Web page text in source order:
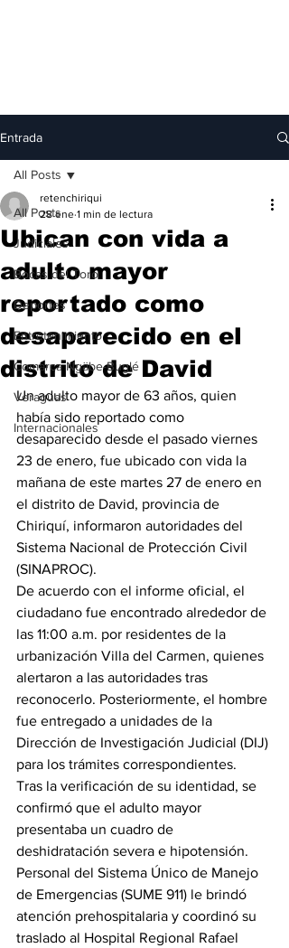
Entrada
All Posts
Judiciales
Bocas del Toro
Deportes
Entretenimiento
Comarca Ngäbe-Buglé
Veraguas
Internacionales
All Posts
Ubican con vida a
adulto mayor
reportado como
desaparecido en el
distrito de David
retenchiriqui
28 ene 1 min de lectura
Un adulto mayor de 63 años, quien
había sido reportado como
desaparecido desde el pasado viernes
23 de enero, fue ubicado con vida la
mañana de este martes 27 de enero en
el distrito de David, provincia de
Chiriquí, informaron autoridades del
Sistema Nacional de Protección Civil
(SINAPROC).
De acuerdo con el informe oficial, el
ciudadano fue encontrado alrededor de
las 11:00 a.m. por residentes de la
urbanización Villa del Carmen, quienes
alertaron a las autoridades tras
reconocerlo. Posteriormente, el hombre
fue entregado a unidades de la
Dirección de Investigación Judicial (DIJ)
para los trámites correspondientes.
Tras la verificación de su identidad, se
confirmó que el adulto mayor
presentaba un cuadro de
deshidratación severa e hipotensión.
Personal del Sistema Único de Manejo
de Emergencias (SUME 911) le brindó
atención prehospitalaria y coordinó su
traslado al Hospital Regional Rafael